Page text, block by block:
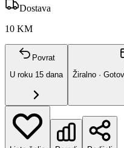
Dostava
10 KM
Povrat
U roku 15 dana
Žiralno ·